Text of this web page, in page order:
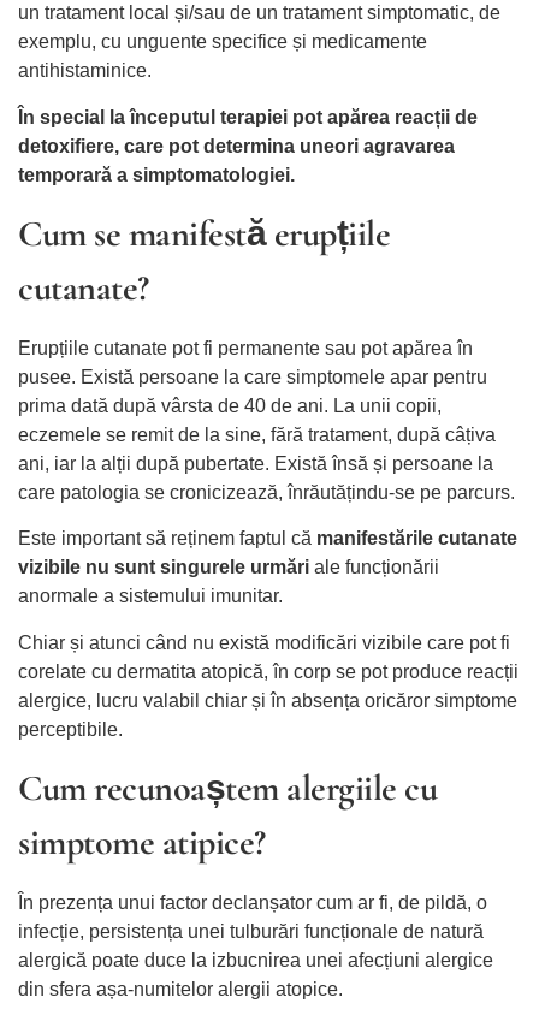
un tratament local și/sau de un tratament simptomatic, de
exemplu, cu unguente specifice și medicamente
antihistaminice.
În special la începutul terapiei pot apărea reacții de
detoxifiere, care pot determina uneori agravarea
temporară a simptomatologiei.
Cum se manifestă erupțiile
cutanate?
Erupțiile cutanate pot fi permanente sau pot apărea în
pusee. Există persoane la care simptomele apar pentru
prima dată după vârsta de 40 de ani. La unii copii,
eczemele se remit de la sine, fără tratament, după câțiva
ani, iar la alții după pubertate. Există însă și persoane la
care patologia se cronicizează, înrăutățindu-se pe parcurs.
Este important să reținem faptul că manifestările cutanate
vizibile nu sunt singurele urmări ale funcționării
anormale a sistemului imunitar.
Chiar și atunci când nu există modificări vizibile care pot fi
corelate cu dermatita atopică, în corp se pot produce reacții
alergice, lucru valabil chiar și în absența oricăror simptome
perceptibile.
Cum recunoaștem alergiile cu
simptome atipice?
În prezența unui factor declanșator cum ar fi, de pildă, o
infecție, persistența unei tulburări funcționale de natură
alergică poate duce la izbucnirea unei afecțiuni alergice
din sfera așa-numitelor alergii atopice.